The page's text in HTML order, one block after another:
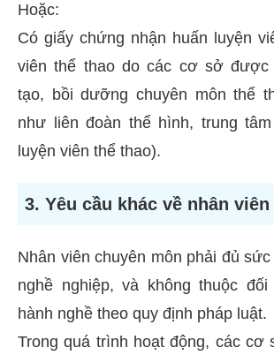
Hoặc:
Có giấy chứng nhận huấn luyện
viên thể thao do các cơ sở được
tạo, bồi dưỡng chuyên môn thể
như liên đoàn thể hình, trung
luyện viên thể thao).
3. Yêu cầu khác về nhân
Nhân viên chuyên môn phải đủ
nghề nghiệp, và không thuộc
hành nghề theo quy định pháp luật.
Trong quá trình hoạt động, các cơ